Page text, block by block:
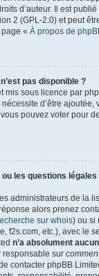
d’auteur. Il est
2 (GPL-2.0) et peut
« À propos de
pas disponible ?
mis sous licence par
d’être ajoutée,
pouvez voter pour
les questions
administrateurs de la
alors prenez
sur whois) ou si
f2s.com, etc.), avec le
n’a absolument
responsable sur
contacter phpBB